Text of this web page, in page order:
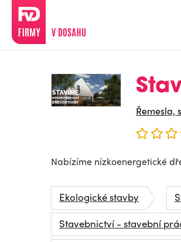
Řemesla,
Nabízíme nízkoenergetické
Ekologické stavby
Stavebnictví - stavební